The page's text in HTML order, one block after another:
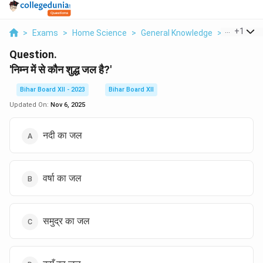
> Exams > Home Science > General Knowledge > Nimn
+1
Question.
'निम्न में से कौन शुद्ध जल है?'
Bihar Board XII - 2023
Bihar Board XII
Updated On: Nov 6, 2025
नदी का जल
वर्षा का जल
समुद्र का जल